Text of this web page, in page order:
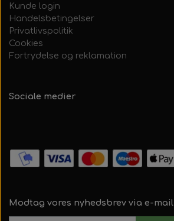
Kunde login
Handelsbetingelser
Privatlivspolitik
Cookies
Fortrydelse og reklamation
Sociale medier
Modtag vores nyhedsbrev via e-mail